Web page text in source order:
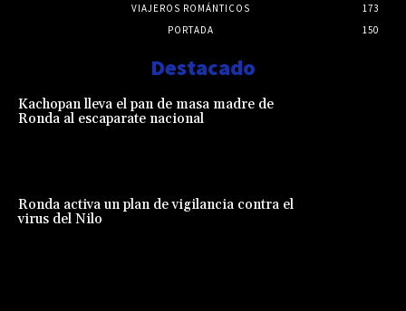
VIAJEROS ROMÁNTICOS
173
PORTADA
150
Destacado
Kachopan lleva el pan de masa madre de
Ronda al escaparate nacional
Ronda activa un plan de vigilancia contra el
virus del Nilo